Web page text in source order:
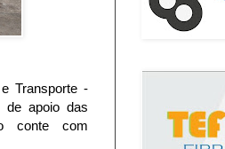
Transporte -
de apoio das
conte com